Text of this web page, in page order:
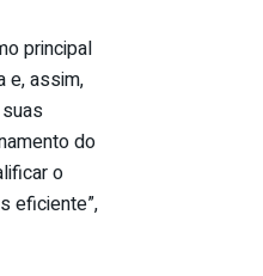
principal
e, assim,
do
o
eficiente”,